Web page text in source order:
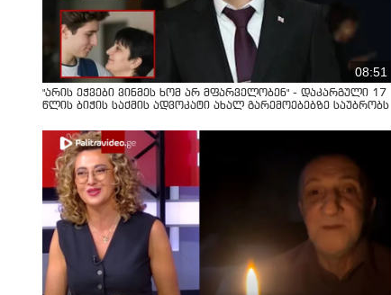
08:51
"არის ეჭვები ვინმეს ხომ არ მფარველობენ" - დაკარგული 17
წლის ბიჭის საქმის ადვოკატი ახალ გარემოებებზე საუბრობს